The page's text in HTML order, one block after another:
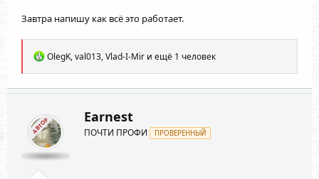
Завтра напишу как всё это работает.
Р
а
к
и
и
:
OlegK,val013,Vlad-I-Mir и ещё 1 человек
АВТОР Earnest
ПОЧТИ ПРОФИ ПРОВЕРЕННЫЙ